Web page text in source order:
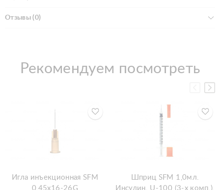
Отзывы (0)
Рекомендуем посмотреть
Игла инъекционная SFM
0,45x16-26G
Шприц SFM 1,0мл.
Инсулин. U-100 (3-х комп.),